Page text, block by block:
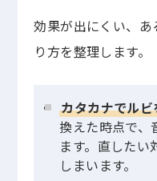
効果が出にくい、
り方を整理します。
カタカナでル
換えた時点で、
ます。直したい
しまいます。